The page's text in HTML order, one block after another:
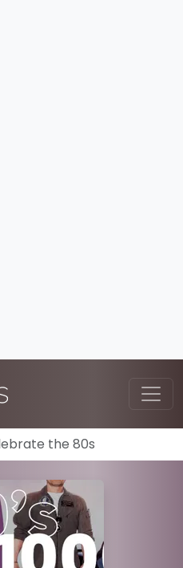
the 80s